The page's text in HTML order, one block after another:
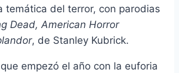
temática del terror, con parodias
Dead, American Horror
, de Stanley Kubrick.
empezó el año con la euforia